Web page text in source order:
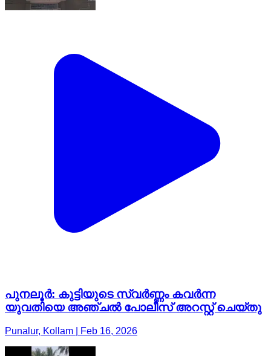
പുനലൂർ: കുട്ടിയുടെ സ്വർണ്ണം കവർന്ന
യുവതിയെ അഞ്ചൽ പോലീസ് അറസ്റ്റ് ചെയ്തു
Punalur, Kollam | Feb 16, 2026